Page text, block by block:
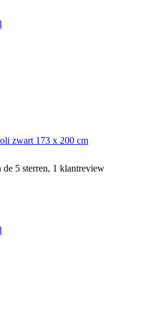
zwart 173 x 200 cm
5 sterren, 1 klantreview